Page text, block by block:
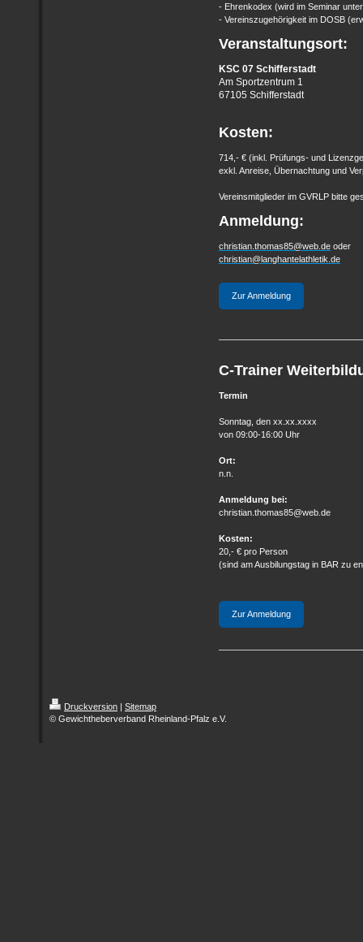
- Ehrenkodex (wird im Seminar
- Vereinszugehörigkeit im DOSB
Veranstaltungsort:
KSC 07 Schifferstadt
Am Sportzentrum 1
67105 Schifferstadt
Kosten:
714,- € (inkl. Prüfungs- und
exkl. Anreise, Übernachtung und
Vereinsmitglieder im GVRLP bitte
Anmeldung:
christian.thomas85@web.de oder
christian@langhantelathletik.de
Zur Anmeldung
C-Trainer
Termin
Sonntag, den xx.xx.xxxx
von 09:00-16:00 Uhr
Ort:
n.n.
Anmeldung bei:
christian.thomas85@web.de
Kosten:
20,- € pro Person
(sind am Ausbilungstag in BAR zu
Zur Anmeldung
Druckversion | Sitemap
© Gewichtheberverband Rheinland-Pfalz e.V.